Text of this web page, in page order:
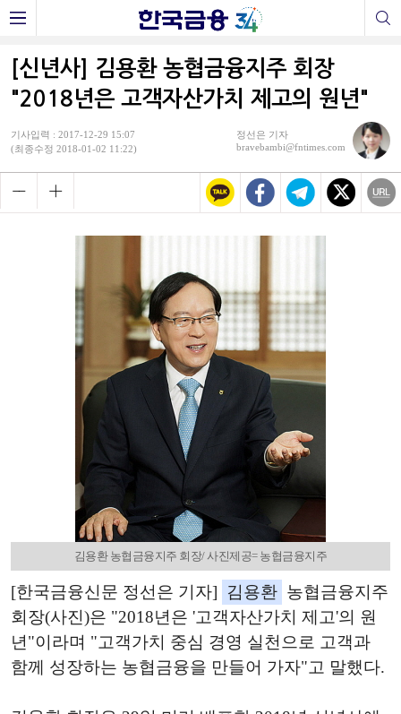
[신년사] 김용환 농협금융지주 회장
"2018년은 고객자산가치 제고의 원년"
기사입력 : 2017-12-29 15:07
(최종수정 2018-01-02 11:22)
정선은 기자
bravebambi@fntimes.com
김용환 농협금융지주 회장/ 사진제공= 농협금융지주
[한국금융신문 정선은 기자] 김용환 농협금융지주
회장(사진)은 "2018년은 '고객자산가치 제고'의 원
년"이라며 "고객가치 중심 경영 실천으로 고객과
함께 성장하는 농협금융을 만들어 가자"고 말했다.